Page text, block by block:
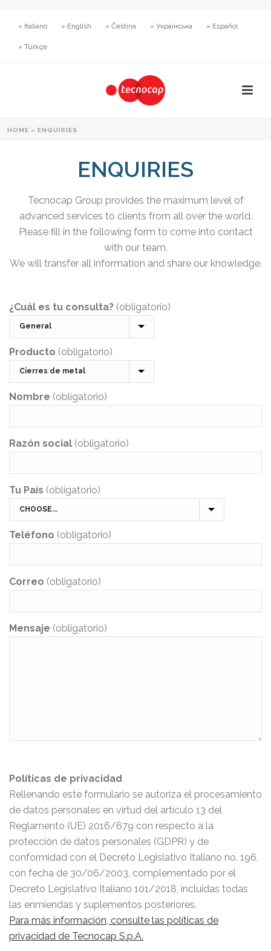
» Italiano » English » Čeština » Українська » Español
» Türkçe
HOME » ENQUIRIES
ENQUIRIES
Tecnocap Group provides the maximum level of
advanced services to clients from all over the world.
Please fill in the following form to come into contact
with our team.
We will transfer all information and share our knowledge.
¿Cuál es tu consulta? (obligatorio)
Producto (obligatorio)
Nombre (obligatorio)
Razón social (obligatorio)
Tu País (obligatorio)
Teléfono (obligatorio)
Correo (obligatorio)
Mensaje (obligatorio)
Políticas de privacidad
Rellenando este formulario se autoriza el procesamiento
de datos personales en virtud del artículo 13 del
Reglamento (UE) 2016/679 con respecto a la
protección de datos personales (GDPR) y de
conformidad con el Decreto Legislativo Italiano no. 196,
con fecha de 30/06/2003, complementado por el
Decreto Legislativo Italiano 101/2018, incluidas todas
las enmiendas y suplementos posteriores.
Para más información, consulte las políticas de
privacidad de Tecnocap S.p.A.